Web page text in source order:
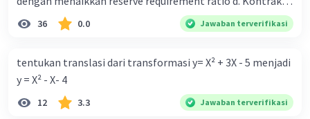
dengan menurunkan reserve requirement ratio e.
Ekspansif dengan menaikkan tingkat diskonto Bila Bank
ceteris paribus maka .... a. Menimbulkan inflasi di mana
bentuk kurva jumlah uang beredar (penawaran uang) naik
dari kiri bawah ke kanan atas b. Menimbulkan deflasi di
36 0.0 Jawaban terverifikasi
tentukan translasi dari transformasi y= X² + 3X - 5 menjadi
y = X² - X- 4
12 3.3 Jawaban terverifikasi